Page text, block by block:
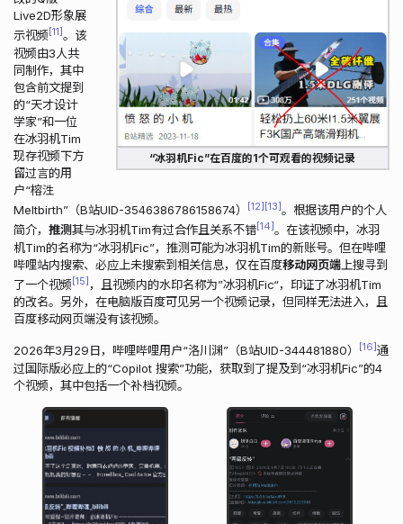
“冰羽机Fic”在百度的1个可观看的视频记录
Live2D形象展
示视频 11 。该
视频由3人共
同制作，其中
包含前文提到
的“天才设计
学家”和一位
在冰羽机Tim
现存视频下方
留过言的用
户“榕泩
Meltbirth”（B站UID-3546386786158674）
12 13 。根据该用户的个人
简介， 推测其与冰羽机Tim有过合作且关系不错 14 。在该视频中，冰羽
机Tim的名称为“冰羽机Fic”，推测可能为冰羽机Tim的新账号。但在哔哩
哔哩站内搜索、必应上未搜索到相关信息，仅在百度移动网页端 上搜寻到
了一个视频 15 ，且视频内的水印名称为”冰羽机Fic“，印证了冰羽机Tim
的改名。另外，在电脑版百度可见另一个视频记录，但同样无法进入，且
百度移动网页端没有该视频。
2026年3月29日，哔哩哔哩用户“洛川渊”（B站UID-344481880） 16 通
过国际版必应上的“Copilot 搜索”功能，获取到了提及到“冰羽机Fic”的4
个视频，其中包括一个补档视频。